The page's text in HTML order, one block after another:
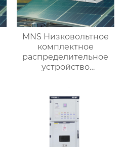
MNS Низковольтное
комплектное
распределительное
устройство